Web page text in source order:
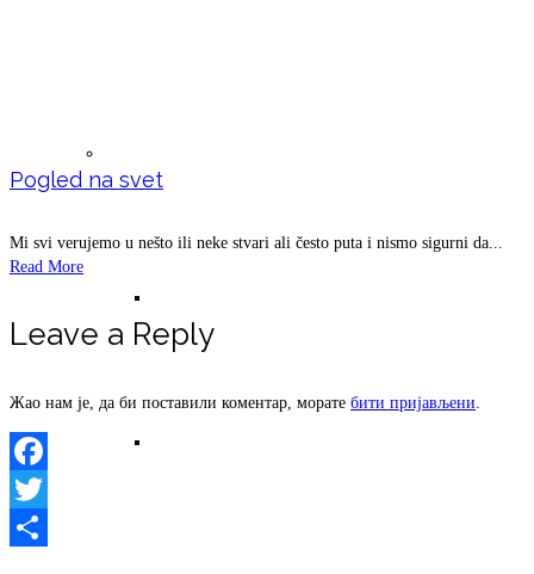
Pogled na svet
Mi svi verujemo u nešto ili neke stvari ali često puta i nismo sigurni da...
Read More
Leave a Reply
Жао нам је, да би поставили коментар, морате бити пријављени
Facebook
Twitter